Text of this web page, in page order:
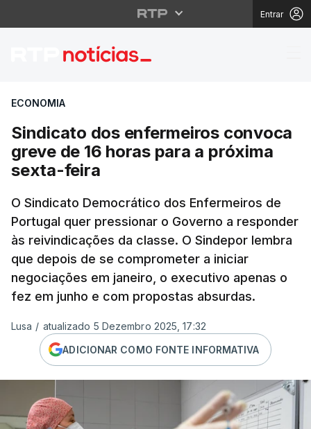
Entrar
Sindicato dos
ECONOMIA
Sindicato dos enfermeiros convoca
greve de 16 horas para a próxima
sexta-feira
O Sindicato Democrático dos Enfermeiros de
Portugal quer pressionar o Governo a responder
às reivindicações da classe. O Sindepor lembra
que depois de se comprometer a iniciar
negociações em janeiro, o executivo apenas o
fez em junho e com propostas absurdas.
Lusa / atualizado 5 Dezembro 2025, 17:32
ADICIONAR COMO FONTE INFORMATIVA